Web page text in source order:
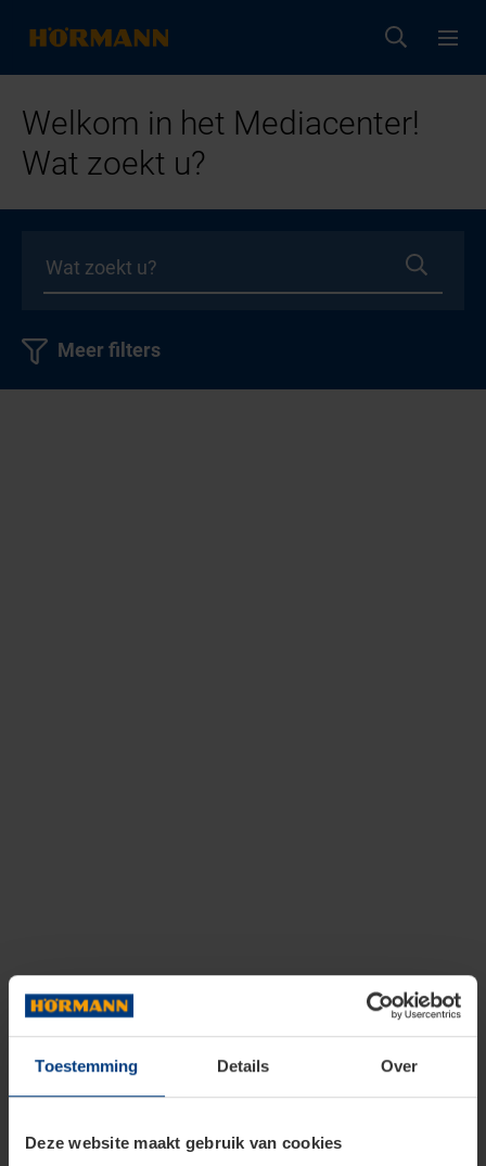
Toestemming Details Over
Deze website maakt gebruik van cookies
Welkom in het Mediacenter!
Wat zoekt u?
Meer filters